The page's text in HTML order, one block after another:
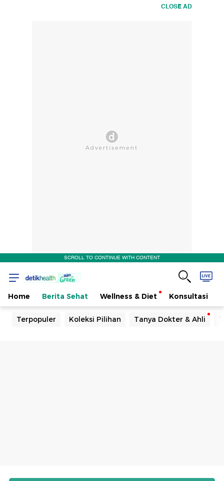
CLOSE AD
SCROLL TO CONTINUE WITH CONTENT
Home Berita Sehat Wellness & Diet Konsultasi
Terpopuler Koleksi Pilihan Tanya Dokter & Ahli